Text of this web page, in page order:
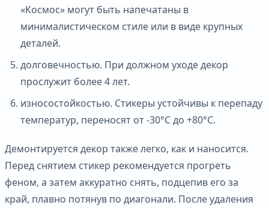
«Космос» могут быть напечатаны в
минималистическом стиле или в виде крупных
деталей.
долговечностью. При должном уходе декор
прослужит более 4 лет.
износостойкостью. Стикеры устойчивы к перепаду
температур, переносят от -30°С до +80°С.
Демонтируется декор также легко, как и наносится.
Перед снятием стикер рекомендуется прогреть
феном, а затем аккуратно снять, подцепив его за
край, плавно потянув по диагонали. После удаления